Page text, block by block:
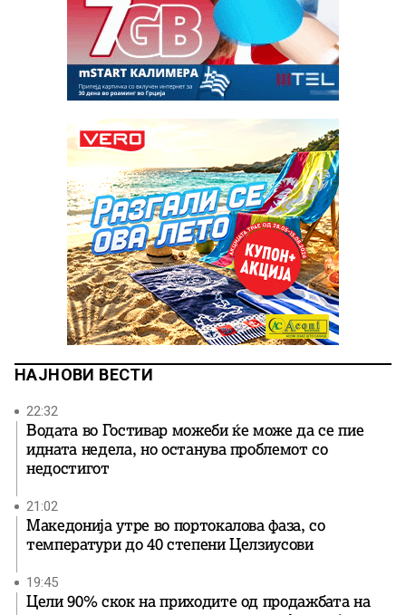
НАЈНОВИ ВЕСТИ
22:32
Водата во Гостивар можеби ќе може да се пие
идната недела, но останува проблемот со
недостигот
21:02
Македонија утре во портокалова фаза, со
температури до 40 степени Целзиусови
19:45
Цели 90% скок на приходите од продажбата на